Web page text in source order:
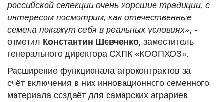
российской селекции очень хорошие традиции, с
интересом посмотрим, как отечественные
семена покажут себя в реальных условиях», -
отметил Константин Шевченко, заместитель
генерального директора СХПК «КООПХОЗ».
Расширение функционала агроконтрактов за
счёт включения в них инновационного семенного
материала создаёт для самарских аграриев